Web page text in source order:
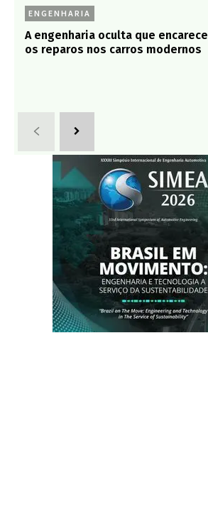
ENGENHARIA
A engenharia oculta que encarece
os reparos nos carros modernos